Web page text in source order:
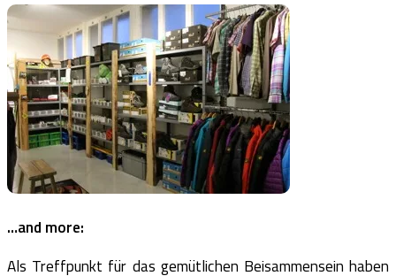
…and more:
Als Treffpunkt für das gemütlichen Beisammensein haben